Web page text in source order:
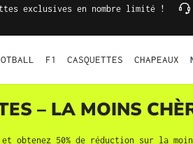
exclusives en nombre limité !
F1 CASQUETTES CHAPEAUX
– LA MOINS
obtenez 50% de réduction sur la